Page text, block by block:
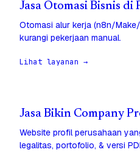
Jasa Otomasi Bisnis di
Otomasi alur kerja (n8n/
kurangi pekerjaan manual.
Lihat layanan →
Jasa Bikin Company
Website profil perusahaan
legalitas, portofolio, & versi